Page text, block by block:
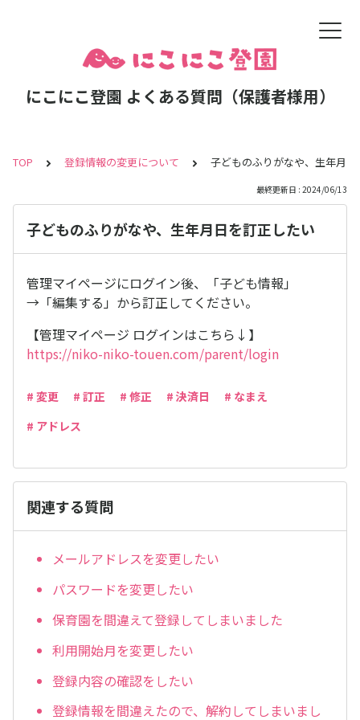
にこにこ登園 よくある質問（保護者様用）
TOP 登録情報の変更について 子どものふりがなや、生年月
最終更新日 : 2024/06/13
子どものふりがなや、生年月日を訂正したい
管理マイページにログイン後、「子ども情報」
→「編集する」から訂正してください。
【管理マイページ ログインはこちら↓】
https://niko-niko-touen.com/parent/login
# 変更 # 訂正 # 修正 # 決済日
# なまえ
# アドレス
関連する質問
メールアドレスを変更したい
パスワードを変更したい
保育園を間違えて登録してしまいました
利用開始月を変更したい
登録内容の確認をしたい
登録情報を間違えたので、解約してしまいまし